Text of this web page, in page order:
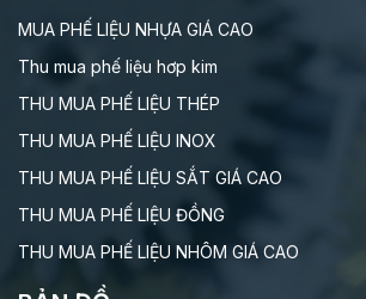
MUA PHẾ LIỆU NHỰA GIÁ CAO
Thu mua phế liệu hơp kim
THU MUA PHẾ LIỆU THÉP
THU MUA PHẾ LIỆU INOX
THU MUA PHẾ LIỆU SẮT GIÁ CAO
THU MUA PHẾ LIỆU ĐỒNG
THU MUA PHẾ LIỆU NHÔM GIÁ CAO